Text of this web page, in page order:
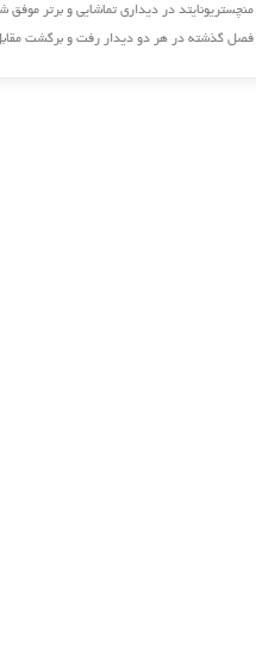
فصل گذشته در هر دو دیدار رفت و برگشت